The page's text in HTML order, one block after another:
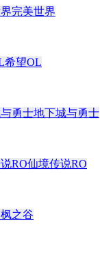
完美世界
希望OL
地下城与勇士
仙境传说RO
枫之谷